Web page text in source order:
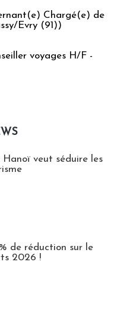
Chargé(e) de
Evry (91))
voyages H/F -
veut séduire les
de réduction sur le
2026 !